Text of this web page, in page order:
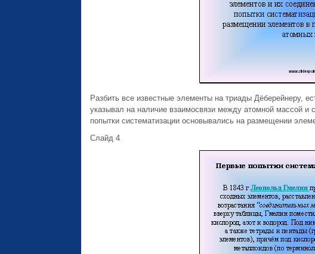
Разбить все известные элементы на триады Дёберейнеру,
указывал на наличие взаимосвязи между атомной массой
попытки систематизации основывались на размещении
Слайд 4